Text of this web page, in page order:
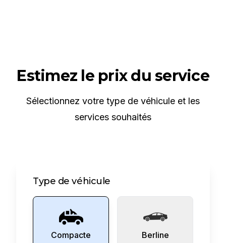
Estimez le prix du service
Sélectionnez votre type de véhicule et les
services souhaités
Type de véhicule
Compacte Berline